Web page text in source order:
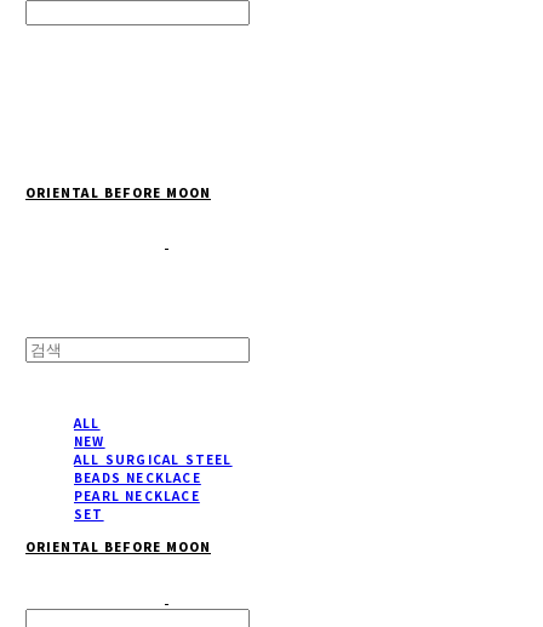
ORIENTAL BEFORE MOON
ALL
NEW
ALL SURGICAL STEEL
BEADS NECKLACE
PEARL NECKLACE
SET
ORIENTAL BEFORE MOON